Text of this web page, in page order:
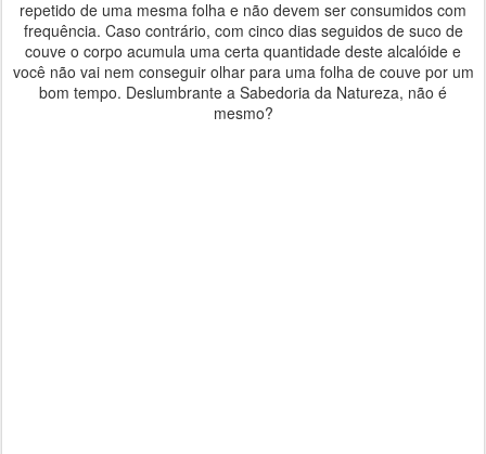
repetido de uma mesma folha e não devem ser consumidos com
frequência. Caso contrário, com cinco dias seguidos de suco de
couve o corpo acumula uma certa quantidade deste alcalóide e
você não vai nem conseguir olhar para uma folha de couve por um
bom tempo. Deslumbrante a Sabedoria da Natureza, não é
mesmo?